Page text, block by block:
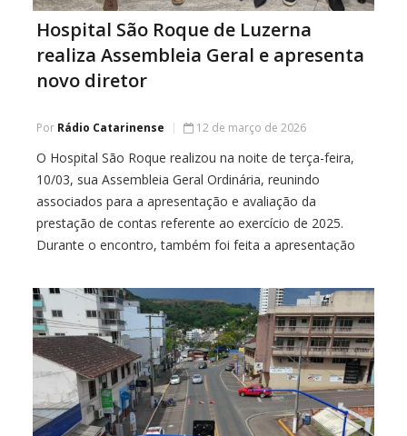
Hospital São Roque de Luzerna
realiza Assembleia Geral e apresenta
novo diretor
Por Rádio Catarinense 12 de março de 2026
O Hospital São Roque realizou na noite de terça-feira,
10/03, sua Assembleia Geral Ordinária, reunindo
associados para a apresentação e avaliação da
prestação de contas referente ao exercício de 2025.
Durante o encontro, também foi feita a apresentação
que passa a assumir a gestão da unidade hospitalar. […]